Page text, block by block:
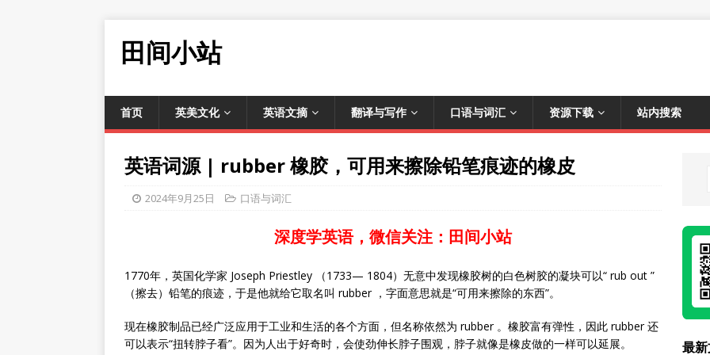
田间小站
首页 英美文化 英语文摘 翻译与写作 口语与词汇 资源下载 站内搜索
英语词源 | rubber 橡胶，可用来擦除铅笔痕迹的橡皮
2024年9月25日 口语与词汇
深度学英语，微信关注：田间小站
1770年，英国化学家 Joseph Priestley （1733— 1804）无意中发现橡胶树的白色树胶的凝块可以“ rub out ”
（擦去）铅笔的痕迹，于是他就给它取名叫 rubber ，字面意思就是“可用来擦除的东西”。
现在橡胶制品已经广泛应用于工业和生活的各个方面，但名称依然为 rubber 。橡胶富有弹性，因此 rubber 还
可以表示“扭转脖子看”。因为人出于好奇时，会使劲伸长脖子围观，脖子就像是橡皮做的一样可以延展。
最